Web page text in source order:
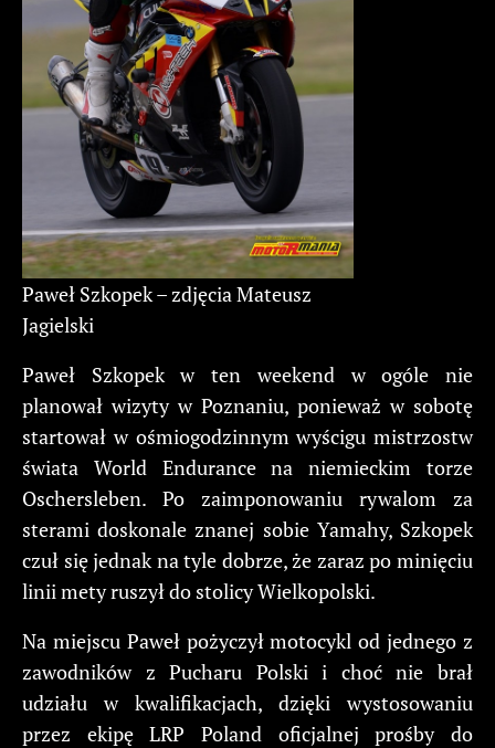
Paweł Szkopek – zdjęcia Mateusz
Jagielski
Paweł Szkopek w ten weekend w ogóle nie
planował wizyty w Poznaniu, ponieważ w sobotę
startował w ośmiogodzinnym wyścigu mistrzostw
świata World Endurance na niemieckim torze
Oschersleben. Po zaimponowaniu rywalom za
sterami doskonale znanej sobie Yamahy, Szkopek
czuł się jednak na tyle dobrze, że zaraz po minięciu
linii mety ruszył do stolicy Wielkopolski.
Na miejscu Paweł pożyczył motocykl od jednego z
zawodników z Pucharu Polski i choć nie brał
udziału w kwalifikacjach, dzięki wystosowaniu
przez ekipę LRP Poland oficjalnej prośby do